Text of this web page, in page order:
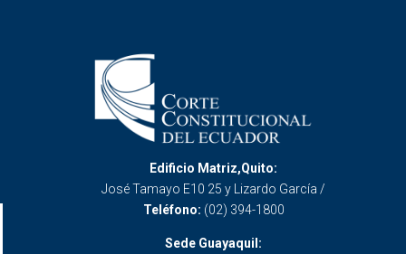
Edificio Matriz,Quito:
José Tamayo E10 25 y Lizardo García /
Teléfono: (02) 394-1800
Sede Guayaquil: